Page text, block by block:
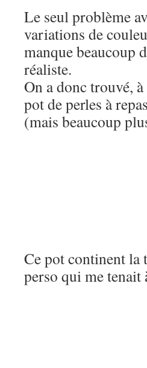
Le seul problème
variations de
manque beaucoup
réaliste.
On a donc trouvé, à
pot de perles à
(mais beaucoup
Ce pot continent la
perso qui me tenait